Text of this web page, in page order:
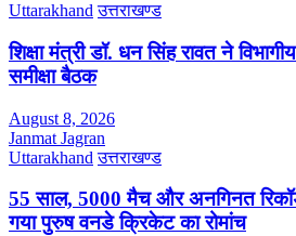
Uttarakhand उत्तराखण्ड
शिक्षा मंत्री डॉ. धन सिंह रावत ने
समीक्षा बैठक
August 8, 2026
Janmat Jagran
Uttarakhand उत्तराखण्ड
55 साल, 5000 मैच और अनगिनत
गया पुरुष वनडे क्रिकेट का रोमांच